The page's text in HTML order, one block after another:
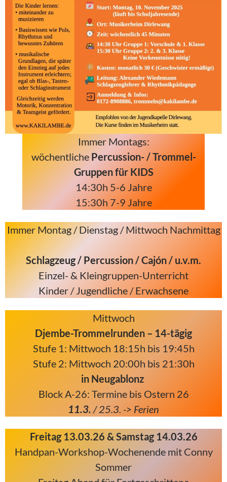
Immer Montags:
wöchentliche Percussion- / Trommel-
Gruppen für KIDS
14:30h 5-6 Jahre
15:30h 7-9 Jahre
Immer Montag / Dienstag / Mittwoch Nachmittag
Schlagzeug / Percussion / Cajón / u.v.m.
Einzel- & Kleingruppen-Unterricht
Kinder / Jugendliche / Erwachsene
Mittwoch
Djembe-Trommelrunden – 14-tägig
Stufe 1: Mittwoch 18:15h bis 19:45h
Stufe 2: Mittwoch 20:00h bis 21:30h
in Neugablonz
Block A-26: Termine bis Ostern 26
11.3. / 25.3 . -> Ferien
Freitag 13.03.26 & Samstag 14.03.26
Handpan-Workshop-Wochenende mit Conny
Sommer